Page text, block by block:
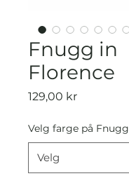
Fnugg in
Florence
129,00 krPris
Velg farge på Fnugg